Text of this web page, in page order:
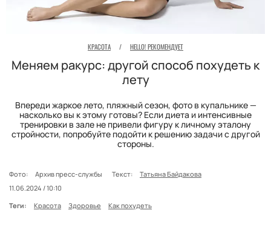
КРАСОТА / HELLO! РЕКОМЕНДУЕТ
Меняем ракурс: другой способ похудеть к
лету
Впереди жаркое лето, пляжный сезон, фото в купальнике —
насколько вы к этому готовы? Если диета и интенсивные
тренировки в зале не привели фигуру к личному эталону
стройности, попробуйте подойти к решению задачи с другой
стороны.
Фото: Архив пресс-службы Текст:
Татьяна Байдакова
11.06.2024 / 10:10
Теги:
Красота Здоровье Как похудеть